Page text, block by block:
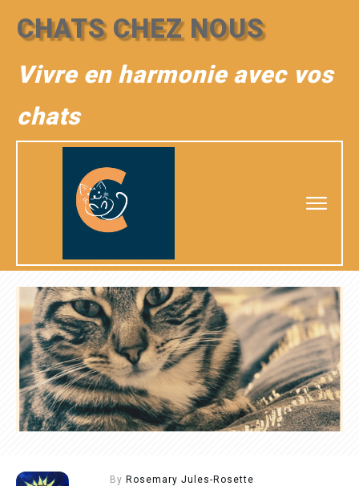
CHATS CHEZ NOUS
Vivre en harmonie avec vos
chats
By Rosemary Jules-Rosette